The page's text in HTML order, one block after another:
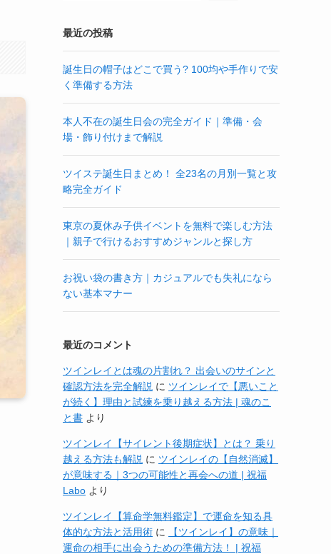
最近の投稿
誕生日の帽子はどこで買う? 100均や手作りで安
く準備する方法
本人不在の誕生日会の完全ガイド｜準備・会
場・飾り付けまで解説
ツイステ誕生日まとめ！ 全23名の月別一覧と攻
略完全ガイド
東京の夏休み子供イベントを無料で楽しむ方法
｜親子で行けるおすすめジャンルと探し方
お祝い袋の書き方｜カジュアルでも失礼になら
ない基本マナー
最近のコメント
ツインレイとは魂の片割れ？ 出会いのサインと
確認方法を完全解説 に ツインレイで【悪いこと
が続く】理由と試練を乗り越える方法 | 魂のこ
と書 より
ツインレイ【サイレント後期症状】とは？ 乗り
越える方法も解説 に ツインレイの【自然消滅】
が意味する｜3つの可能性と再会への道 | 祝福
Labo より
ツインレイ【算命学無料鑑定】で運命を知る具
体的な方法と活用術 に
【ツインレイ】の意味｜
運命の相手に出会うための準備方法！ | 祝福